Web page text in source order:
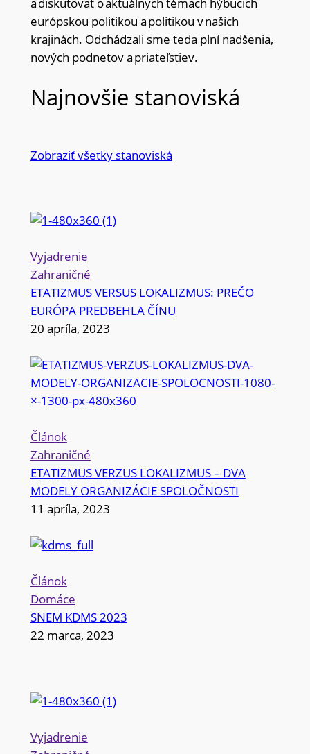
a diskutovať o aktuálnych témach hýbucich
európskou politikou a politikou v našich
krajinách. Odchádzali sme teda plní nadšenia,
nových podnetov a priateľstiev.
Najnovšie stanoviská
Zobraziť všetky stanoviská
Vyjadrenie
Zahraničné
ETATIZMUS VERSUS LOKALIZMUS: PREČO
EURÓPA PREDBEHLA ČÍNU
20 apríla, 2023
Článok
Zahraničné
ETATIZMUS VERZUS LOKALIZMUS – DVA
MODELY ORGANIZÁCIE SPOLOČNOSTI
11 apríla, 2023
Článok
Domáce
SNEM KDMS 2023
22 marca, 2023
Vyjadrenie